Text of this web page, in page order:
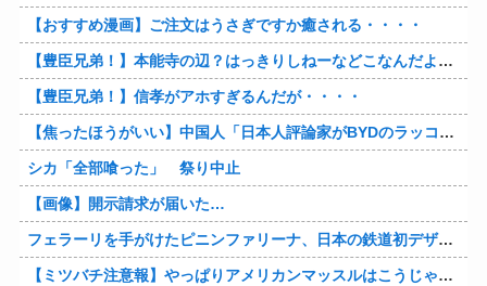
【おすすめ漫画】ご注文はうさぎですか癒される・・・・
【豊臣兄弟！】本能寺の辺？はっきりしねーなどこなんだよ・・・・
【豊臣兄弟！】信孝がアホすぎるんだが・・・・
【焦ったほうがいい】中国人「日本人評論家がBYDのラッコの装備を褒めてるけど中国では基本的な装備やぞ…？」
シカ「全部喰った」 祭り中止
【画像】開示請求が届いた…
フェラーリを手がけたピニンファリーナ、日本の鉄道初デザイン。南海電鉄が新たな空港特急をなにわ筋線へ導入
【ミツバチ注意報】やっぱりアメリカンマッスルはこうじゃないとな・・・。ダッジが「直6ツインターボ、600馬力」の新型「チャージャー ”スーパービー”」を発表